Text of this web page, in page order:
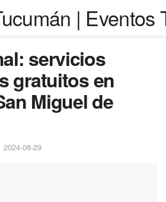
servicios
gratuitos en
Miguel de
2024-08-29